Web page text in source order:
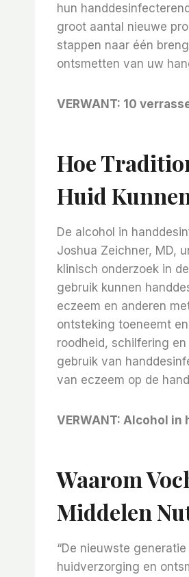
hun
groot aantal nieuwe
stappen naar één
ontsmetten van uw
VERWANT: 10
Hoe
Huid
De alcohol in
Joshua Zeichner, MD,
klinisch onderzoek in
gebruik kunnen
eczeem en anderen
ontsteking toeneemt
roodheid, schilfering
gebruik van
van eczeem op de
VERWANT: Alcohol in
Waarom
Middelen
“De nieuwste
huidverzorging en